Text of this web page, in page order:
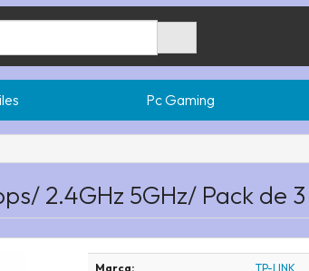
Pc Gaming
2.4GHz 5GHz/ Pack de 3
Marca: TP-LINK